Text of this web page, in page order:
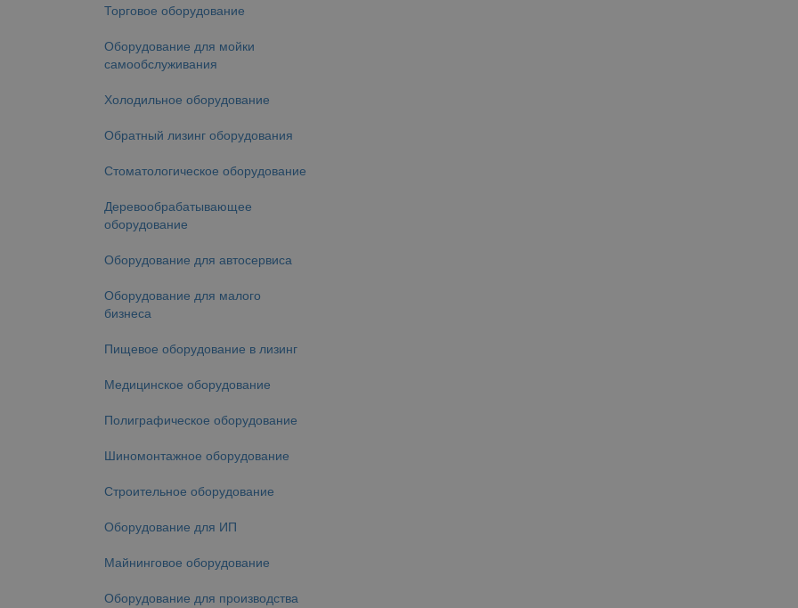
Торговое оборудование
Оборудование для мойки
самообслуживания
Холодильное оборудование
Обратный лизинг оборудования
Стоматологическое оборудование
Деревообрабатывающее
оборудование
Оборудование для автосервиса
Оборудование для малого
бизнеса
Пищевое оборудование в лизинг
Медицинское оборудование
Полиграфическое оборудование
Шиномонтажное оборудование
Строительное оборудование
Оборудование для ИП
Майнинговое оборудование
Оборудование для производства